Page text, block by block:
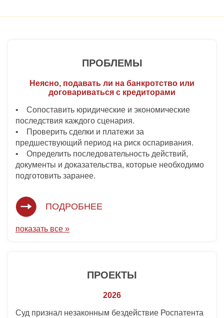
ПРОБЛЕМЫ
Неясно, подавать ли на банкротство или
договариваться с кредиторами
• Сопоставить юридические и экономические
последствия каждого сценария.
• Проверить сделки и платежи за
предшествующий период на риск оспаривания.
• Определить последовательность действий,
документы и доказательства, которые необходимо
подготовить заранее.
ПОДРОБНЕЕ
показать все »
ПРОЕКТЫ
2026
Суд признал незаконным бездействие Роспатента